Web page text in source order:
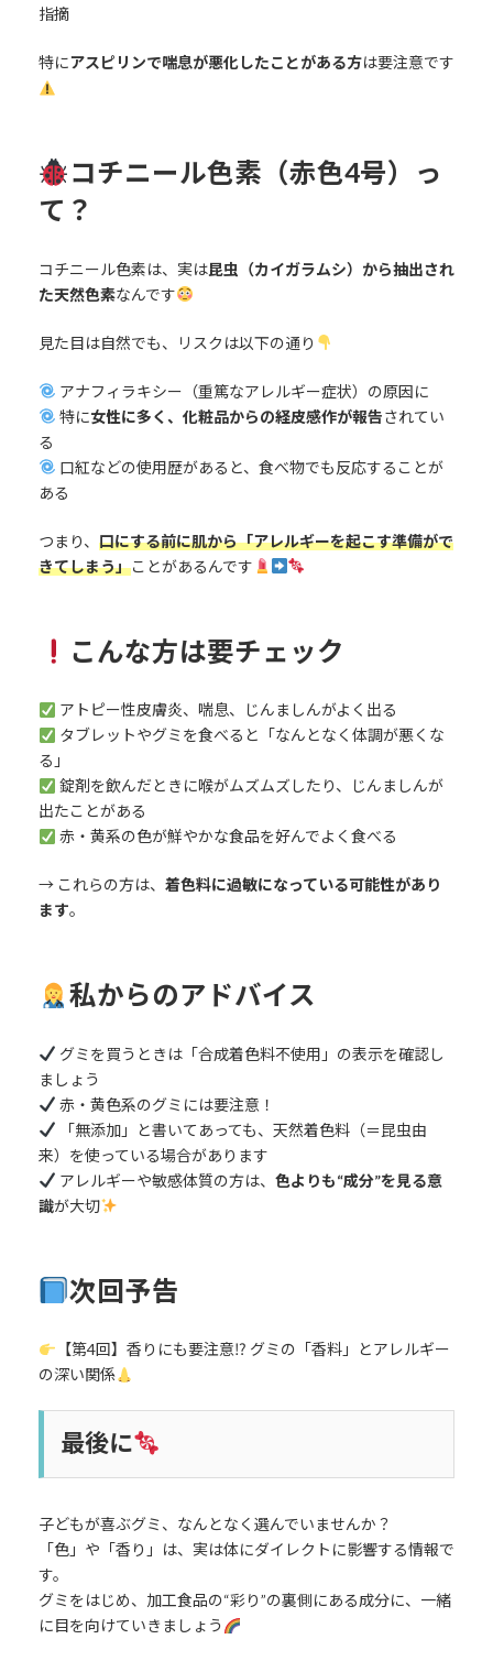
指摘
特にアスピリンで喘息が悪化したことがある方は要注意です
コチニール色素（赤色4号）っ
て？
コチニール色素は、実は昆虫（カイガラムシ）から抽出され
た天然色素なんです
見た目は自然でも、リスクは以下の通り
アナフィラキシー（重篤なアレルギー症状）の原因に
特に女性に多く、化粧品からの経皮感作が報告されてい
る
口紅などの使用歴があると、食べ物でも反応することが
ある
つまり、 口にする前に肌から「アレルギーを起こす準備がで
きてしまう」ことがあるんです
こんな方は要チェック
アトピー性皮膚炎、喘息、じんましんがよく出る
タブレットやグミを食べると「なんとなく体調が悪くな
る」
錠剤を飲んだときに喉がムズムズしたり、じんましんが
出たことがある
赤・黄系の色が鮮やかな食品を好んでよく食べる
→ これらの方は、 着色料に過敏になっている可能性があり
ます。
私からのアドバイス
グミを買うときは「合成着色料不使用」の表示を確認し
ましょう
赤・黄色系のグミには要注意！
「無添加」と書いてあっても、天然着色料（＝昆虫由
来）を使っている場合があります
アレルギーや敏感体質の方は、 色よりも“成分”を見る意
識が大切
次回予告
【第4回】香りにも要注意⁉ グミの「香料」とアレルギー
の深い関係
最後に
子どもが喜ぶグミ、なんとなく選んでいませんか？
「色」や「香り」は、実は体にダイレクトに影響する情報で
す。
グミをはじめ、加工食品の“彩り”の裏側にある成分に、一緒
に目を向けていきましょう